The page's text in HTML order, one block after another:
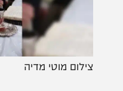
צילום מוטי מדיה